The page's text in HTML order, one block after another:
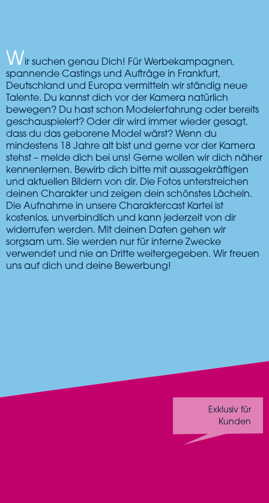
Wir suchen genau Dich! Für Werbekampagnen,
spannende Castings und Aufträge in Frankfurt,
Deutschland und Europa vermitteln wir ständig neue
Talente. Du kannst dich vor der Kamera natürlich
bewegen? Du hast schon Modelerfahrung oder bereits
geschauspielert? Oder dir wird immer wieder gesagt,
dass du das geborene Model wärst? Wenn du
mindestens 18 Jahre alt bist und gerne vor der Kamera
stehst – melde dich bei uns! Gerne wollen wir dich näher
kennenlernen. Bewirb dich bitte mit aussagekräftigen
und aktuellen Bildern von dir. Die Fotos unterstreichen
deinen Charakter und zeigen dein schönstes Lächeln.
Die Aufnahme in unsere Charaktercast Kartei ist
kostenlos, unverbindlich und kann jederzeit von dir
widerrufen werden. Mit deinen Daten gehen wir
sorgsam um. Sie werden nur für interne Zwecke
verwendet und nie an Dritte weitergegeben. Wir freuen
uns auf dich und deine Bewerbung!
Exklusiv für
Kunden